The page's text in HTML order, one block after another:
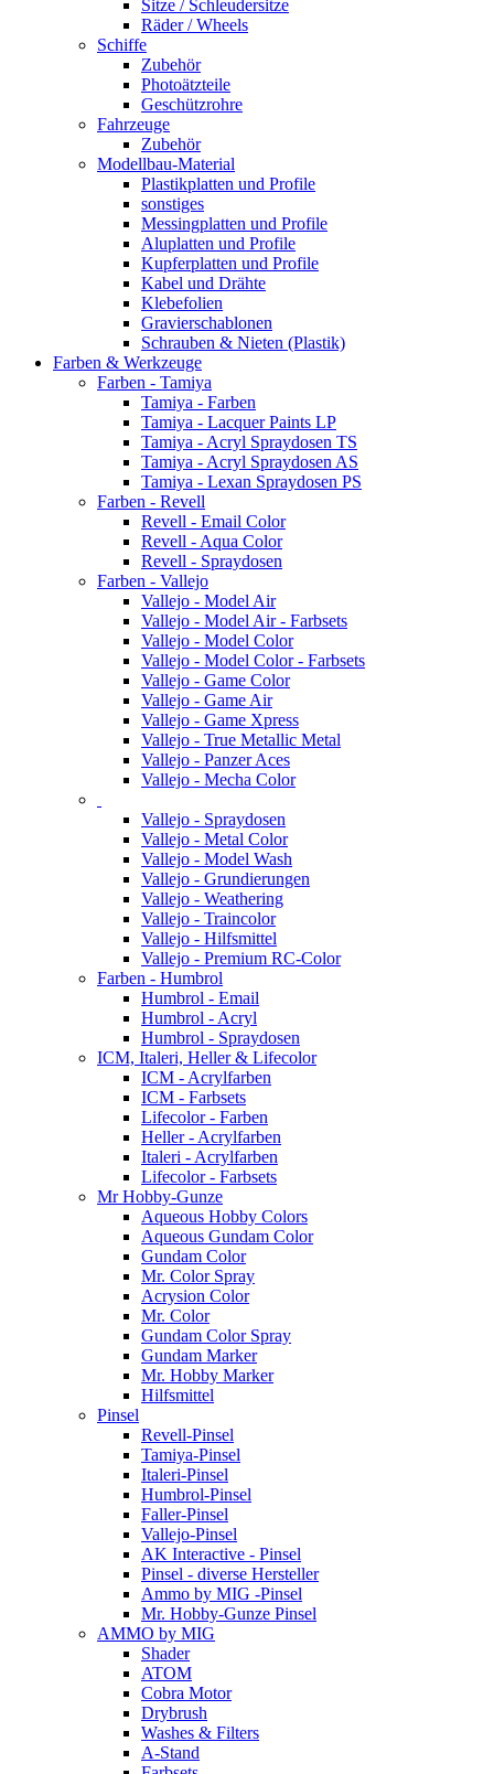
Sitze / Schleudersitze
Räder / Wheels
Schiffe
Zubehör
Photoätzteile
Geschützrohre
Fahrzeuge
Zubehör
Modellbau-Material
Plastikplatten und Profile
sonstiges
Messingplatten und Profile
Aluplatten und Profile
Kupferplatten und Profile
Kabel und Drähte
Klebefolien
Gravierschablonen
Schrauben & Nieten (Plastik)
Farben & Werkzeuge
Farben - Tamiya
Tamiya - Farben
Tamiya - Lacquer Paints LP
Tamiya - Acryl Spraydosen TS
Tamiya - Acryl Spraydosen AS
Tamiya - Lexan Spraydosen PS
Farben - Revell
Revell - Email Color
Revell - Aqua Color
Revell - Spraydosen
Farben - Vallejo
Vallejo - Model Air
Vallejo - Model Air - Farbsets
Vallejo - Model Color
Vallejo - Model Color - Farbsets
Vallejo - Game Color
Vallejo - Game Air
Vallejo - Game Xpress
Vallejo - True Metallic Metal
Vallejo - Panzer Aces
Vallejo - Mecha Color
Vallejo - Spraydosen
Vallejo - Metal Color
Vallejo - Model Wash
Vallejo - Grundierungen
Vallejo - Weathering
Vallejo - Traincolor
Vallejo - Hilfsmittel
Vallejo - Premium RC-Color
Farben - Humbrol
Humbrol - Email
Humbrol - Acryl
Humbrol - Spraydosen
ICM, Italeri, Heller & Lifecolor
ICM - Acrylfarben
ICM - Farbsets
Lifecolor - Farben
Heller - Acrylfarben
Italeri - Acrylfarben
Lifecolor - Farbsets
Mr Hobby-Gunze
Aqueous Hobby Colors
Aqueous Gundam Color
Gundam Color
Mr. Color Spray
Acrysion Color
Mr. Color
Gundam Color Spray
Gundam Marker
Mr. Hobby Marker
Hilfsmittel
Pinsel
Revell-Pinsel
Tamiya-Pinsel
Italeri-Pinsel
Humbrol-Pinsel
Faller-Pinsel
Vallejo-Pinsel
AK Interactive - Pinsel
Pinsel - diverse Hersteller
Ammo by MIG -Pinsel
Mr. Hobby-Gunze Pinsel
AMMO by MIG
Shader
ATOM
Cobra Motor
Drybrush
Washes & Filters
A-Stand